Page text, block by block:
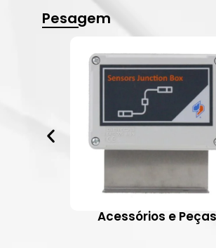
Pesagem
Acessórios e Peças